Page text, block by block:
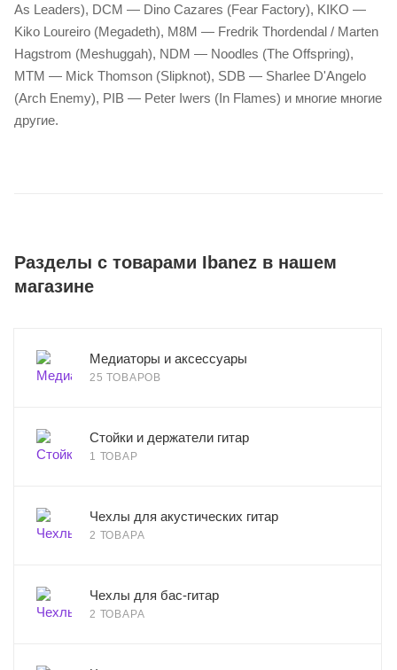
As Leaders), DCM — Dino Cazares (Fear Factory), KIKO —
Kiko Loureiro (Megadeth), M8M — Fredrik Thordendal / Marten
Hagstrom (Meshuggah), NDM — Noodles (The Offspring),
MTM — Mick Thomson (Slipknot), SDB — Sharlee D'Angelo
(Arch Enemy), PIB — Peter Iwers (In Flames) и многие многие
другие.
Разделы с товарами Ibanez в нашем
магазине
Медиаторы и аксессуары
25 ТОВАРОВ
Стойки и держатели гитар
1 ТОВАР
Чехлы для акустических гитар
2 ТОВАРА
Чехлы для бас-гитар
2 ТОВАРА